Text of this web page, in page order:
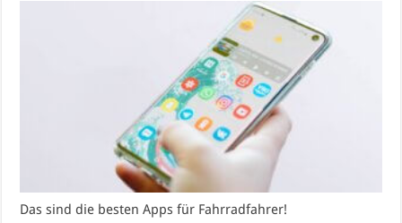
Das sind die besten Apps für Fahrradfahrer!